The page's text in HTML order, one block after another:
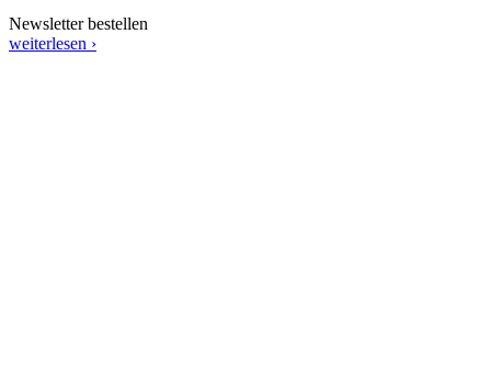
Newsletter bestellen
weiterlesen ›